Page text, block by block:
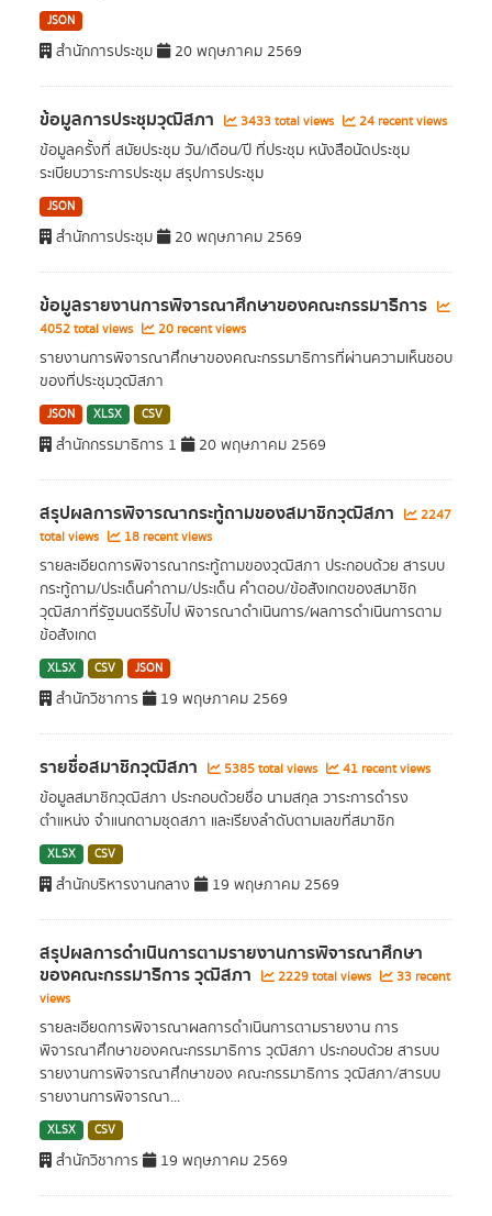
JSON
สำนักการประชุม 20 พฤษภาคม 2569
ข้อมูลการประชุมวุฒิสภา 3433 total views 24 recent views
ข้อมูลครั้งที่ สมัยประชุม วัน/เดือน/ปี ที่ประชุม หนังสือนัดประชุม
ระเบียบวาระการประชุม สรุปการประชุม
JSON
สำนักการประชุม 20 พฤษภาคม 2569
ข้อมูลรายงานการพิจารณาศึกษาของคณะกรรมาธิการ
4052 total views 20 recent views
รายงานการพิจารณาศึกษาของคณะกรรมาธิการที่ผ่านความเห็นชอบ
ของที่ประชุมวุฒิสภา
JSON XLSX CSV
สำนักกรรมาธิการ 1 20 พฤษภาคม 2569
สรุปผลการพิจารณากระทู้ถามของสมาชิกวุฒิสภา
2247
total views
18 recent views
รายละเอียดการพิจารณากระทู้ถามของวุฒิสภา ประกอบด้วย สารบบ
กระทู้ถาม/ประเด็นคำถาม/ประเด็น คำตอบ/ข้อสังเกตของสมาชิก
วุฒิสภาที่รัฐมนตรีรับไป พิจารณาดำเนินการ/ผลการดำเนินการตาม
ข้อสังเกต
XLSX CSV JSON
สำนักวิชาการ 19 พฤษภาคม 2569
รายชื่อสมาชิกวุฒิสภา 5385 total views 41 recent views
ข้อมูลสมาชิกวุฒิสภา ประกอบด้วยชื่อ นามสกุล วาระการดำรง
ตำแหน่ง จำแนกตามชุดสภา และเรียงลำดับตามเลขที่สมาชิก
XLSX CSV
สำนักบริหารงานกลาง 19 พฤษภาคม 2569
สรุปผลการดำเนินการตามรายงานการพิจารณาศึกษา
ของคณะกรรมาธิการ วุฒิสภา 2229 total views
33 recent
views
รายละเอียดการพิจารณาผลการดำเนินการตามรายงาน การ
พิจารณาศึกษาของคณะกรรมาธิการ วุฒิสภา ประกอบด้วย สารบบ
รายงานการพิจารณาศึกษาของ คณะกรรมาธิการ วุฒิสภา/สารบบ
รายงานการพิจารณา...
XLSX CSV
สำนักวิชาการ 19 พฤษภาคม 2569